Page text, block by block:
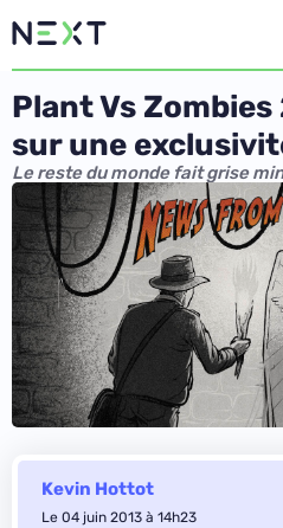
Plant Vs Zombies
sur une
Le reste du monde fait grise
Kevin Hottot
Le 04 juin 2013 à 14h23